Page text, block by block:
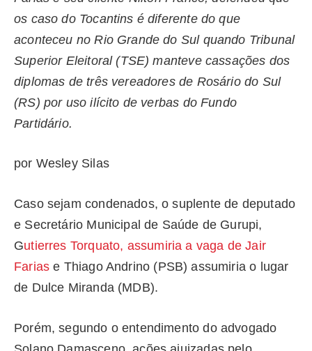
os caso do Tocantins é diferente do que
aconteceu no Rio Grande do Sul quando Tribunal
Superior Eleitoral (TSE) manteve cassações dos
diplomas de três vereadores de Rosário do Sul
(RS) por uso ilícito de verbas do Fundo
Partidário.
por Wesley Silas
Caso sejam condenados, o suplente de deputado
e Secretário Municipal de Saúde de Gurupi,
Gutierres Torquato, assumiria a vaga de Jair
Farias e Thiago Andrino (PSB) assumiria o lugar
de Dulce Miranda (MDB).
Porém, segundo o entendimento do advogado